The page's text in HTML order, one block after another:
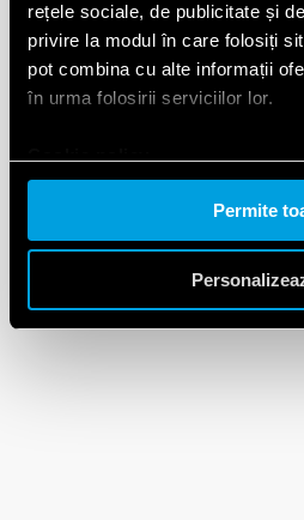
rețele sociale, de publicitate și
privire la modul în care folosiți
pot combina cu alte informații
în urma folosirii serviciilor lor.
Permite